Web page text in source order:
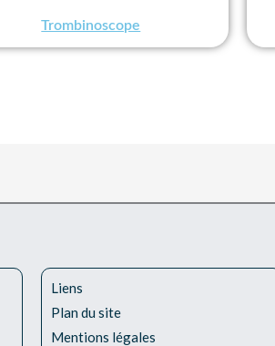
Trombinoscope
Liens
Plan du site
Mentions légales